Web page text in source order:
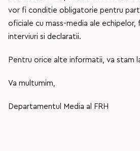
vor fi conditie obligatorie pentru
oficiale cu mass-media ale
interviuri si declaratii.
Pentru orice alte informatii, va stam
Va multumim,
Departamentul Media al FRH